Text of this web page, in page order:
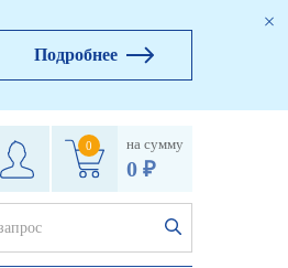
Подробнее
0 на сумму
0 ₽